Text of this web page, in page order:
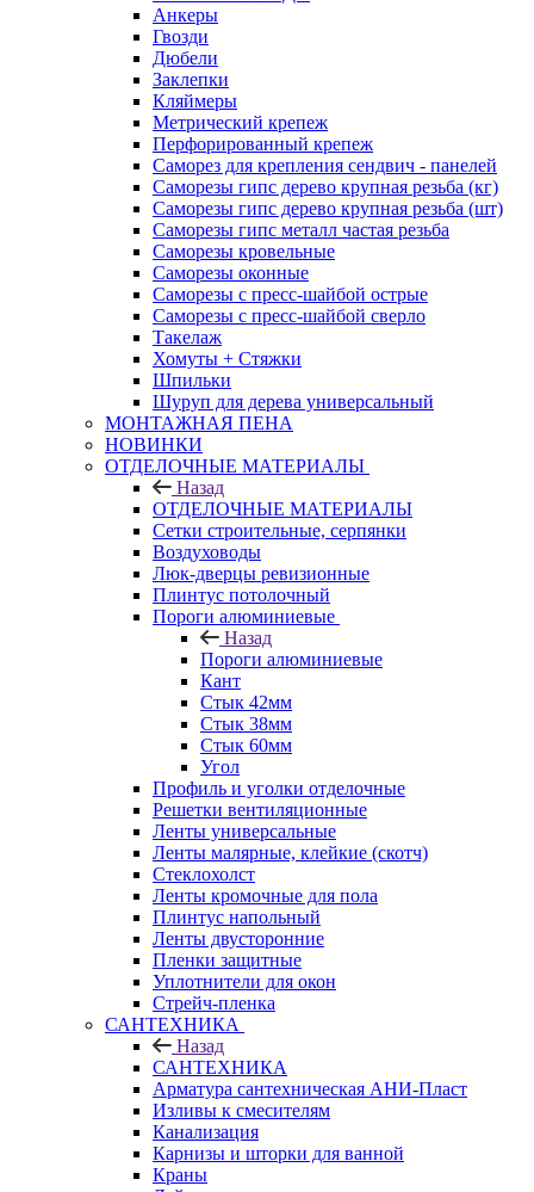
Анкеры
Гвозди
Дюбели
Заклепки
Кляймеры
Метрический крепеж
Перфорированный крепеж
Саморез для крепления сендвич - панелей
Саморезы гипс дерево крупная резьба (кг)
Саморезы гипс дерево крупная резьба (шт)
Саморезы гипс металл частая резьба
Саморезы кровельные
Саморезы оконные
Саморезы с пресс-шайбой острые
Саморезы с пресс-шайбой сверло
Такелаж
Хомуты + Стяжки
Шпильки
Шуруп для дерева универсальный
МОНТАЖНАЯ ПЕНА
НОВИНКИ
ОТДЕЛОЧНЫЕ МАТЕРИАЛЫ
Назад
ОТДЕЛОЧНЫЕ МАТЕРИАЛЫ
Сетки строительные, серпянки
Воздуховоды
Люк-дверцы ревизионные
Плинтус потолочный
Пороги алюминиевые
Назад
Пороги алюминиевые
Кант
Стык 42мм
Стык 38мм
Стык 60мм
Угол
Профиль и уголки отделочные
Решетки вентиляционные
Ленты универсальные
Ленты малярные, клейкие (скотч)
Стеклохолст
Ленты кромочные для пола
Плинтус напольный
Ленты двусторонние
Пленки защитные
Уплотнители для окон
Стрейч-пленка
САНТЕХНИКА
Назад
САНТЕХНИКА
Арматура сантехническая АНИ-Пласт
Изливы к смесителям
Канализация
Карнизы и шторки для ванной
Краны